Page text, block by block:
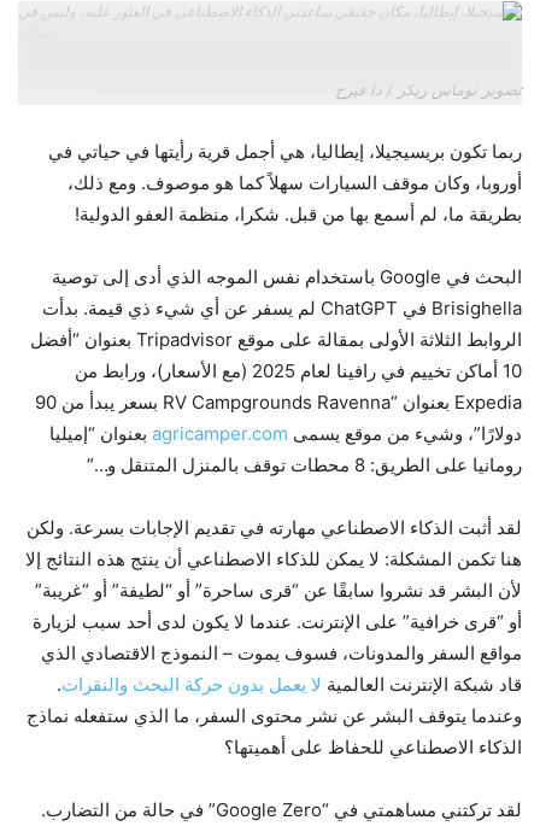
بريسيجيلا، إيطاليا، مكان حقيقي ساعدني الذكاء الاصطناعي في العثور عليه، وليس في
تصوير توماس ريكر / ذا فيرج
ربما تكون بريسيجيلا، إيطاليا، هي أجمل قرية رأيتها في حياتي في
أوروبا، وكان موقف السيارات سهلاً كما هو موصوف. ومع ذلك،
بطريقة ما، لم أسمع بها من قبل. شكرا، منظمة العفو الدولية!
البحث في Google باستخدام نفس الموجه الذي أدى إلى توصية
Brisighella في ChatGPT لم يسفر عن أي شيء ذي قيمة. بدأت
الروابط الثلاثة الأولى بمقالة على موقع Tripadvisor بعنوان “أفضل
10 أماكن تخييم في رافينا لعام 2025 (مع الأسعار)، ورابط من
Expedia بعنوان “RV Campgrounds Ravenna بسعر يبدأ من 90
دولارًا”، وشيء من موقع يسمى agricamper.com بعنوان “إميليا
رومانيا على الطريق: 8 محطات توقف بالمنزل المتنقل و…”
لقد أثبت الذكاء الاصطناعي مهارته في تقديم الإجابات بسرعة. ولكن
هنا تكمن المشكلة: لا يمكن للذكاء الاصطناعي أن ينتج هذه النتائج إلا
لأن البشر قد نشروا سابقًا عن “قرى ساحرة” أو “لطيفة” أو “غريبة”
أو “قرى خرافية” على الإنترنت. عندما لا يكون لدى أحد سبب لزيارة
مواقع السفر والمدونات، فسوف يموت – النموذج الاقتصادي الذي
قاد شبكة الإنترنت العالمية لا يعمل بدون حركة البحث والنقرات.
وعندما يتوقف البشر عن نشر محتوى السفر، ما الذي ستفعله نماذج
الذكاء الاصطناعي للحفاظ على أهميتها؟
لقد تركتني مساهمتي في “Google Zero” في حالة من التضارب.